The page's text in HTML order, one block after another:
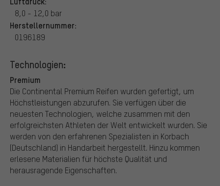
8,0 - 12,0 bar
Herstellernummer:
0196189
Technologien:
Premium
Die Continental Premium Reifen wurden gefertigt, um
Höchstleistungen abzurufen. Sie verfügen über die
neuesten Technologien, welche zusammen mit den
erfolgreichsten Athleten der Welt entwickelt wurden. Sie
werden von den erfahrenen Spezialisten in Korbach
(Deutschland) in Handarbeit hergestellt. Hinzu kommen
erlesene Materialien für höchste Qualität und
herausragende Eigenschaften.